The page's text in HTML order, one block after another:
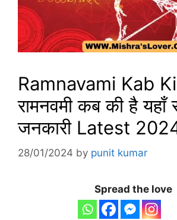
Ramnavami Kab Ki
रामनवमी कब की है यहाँ
जनकारी Latest
28/01/2024 by punit kumar
Spread the love